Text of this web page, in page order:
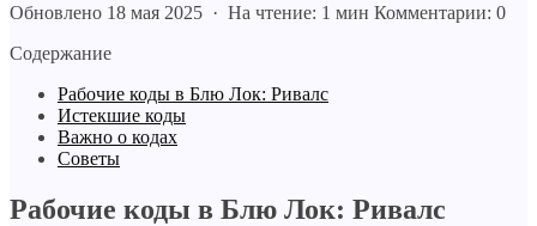
Обновлено 18 мая 2025 · На чтение: 1 мин Комментарии: 0
Содержание
Рабочие коды в Блю Лок: Ривалс
Истекшие коды
Важно о кодах
Советы
Рабочие коды в Блю Лок: Ривалс